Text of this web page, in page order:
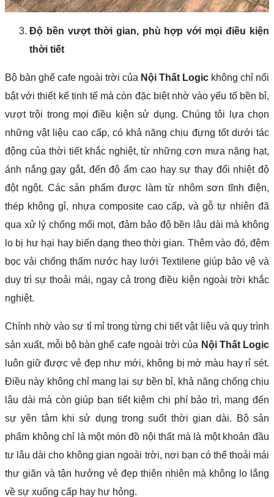
Độ bền vượt thời gian, phù hợp với mọi điều kiện
thời tiết
Bộ bàn ghế cafe ngoài trời của Nội Thất Logic không chỉ nổi
bật với thiết kế tinh tế mà còn đặc biệt nhờ vào yếu tố bền bỉ,
vượt trội trong mọi điều kiện sử dụng. Chúng tôi lựa chọn
những vật liệu cao cấp, có khả năng chịu đựng tốt dưới tác
động của thời tiết khắc nghiệt, từ những cơn mưa nặng hạt,
ánh nắng gay gắt, đến độ ẩm cao hay sự thay đổi nhiệt độ
đột ngột. Các sản phẩm được làm từ nhôm sơn tĩnh điện,
thép không gỉ, nhựa composite cao cấp, và gỗ tự nhiên đã
qua xử lý chống mối mọt, đảm bảo độ bền lâu dài mà không
lo bị hư hại hay biến dạng theo thời gian. Thêm vào đó, đệm
bọc vải chống thấm nước hay lưới Textilene giúp bảo vệ và
duy trì sự thoải mái, ngay cả trong điều kiện ngoài trời khắc
nghiệt.
Chính nhờ vào sự tỉ mỉ trong từng chi tiết vật liệu và quy trình
sản xuất, mỗi bộ bàn ghế cafe ngoài trời của Nội Thất Logic
luôn giữ được vẻ đẹp như mới, không bị mờ màu hay rỉ sét.
Điều này không chỉ mang lại sự bền bỉ, khả năng chống chịu
lâu dài mà còn giúp bạn tiết kiệm chi phí bảo trì, mang đến
sự yên tâm khi sử dụng trong suốt thời gian dài. Bộ sản
phẩm không chỉ là một món đồ nội thất mà là một khoản đầu
tư lâu dài cho không gian ngoài trời, nơi bạn có thể thoải mái
thư giãn và tận hưởng vẻ đẹp thiên nhiên mà không lo lắng
về sự xuống cấp hay hư hỏng.